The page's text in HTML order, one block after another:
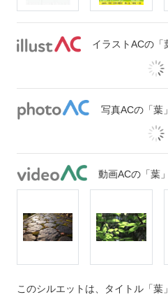
イラストACの「
写真ACの「葉
動画ACの「葉
このシルエットは、タイトル「葉